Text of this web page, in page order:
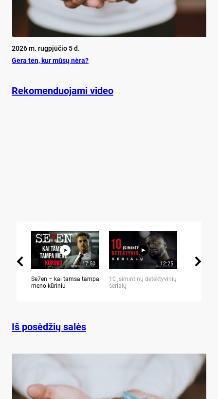
2026 m. rugpjūčio 5 d.
Ge­ra ten, kur mū­sų nė­ra?
Rekomenduojami video
17:50
Se7en – kai tamsa tampa
meno kūriniu
12:25
10 įsimintinų detektyvinių
serialų
Iš posėdžių salės